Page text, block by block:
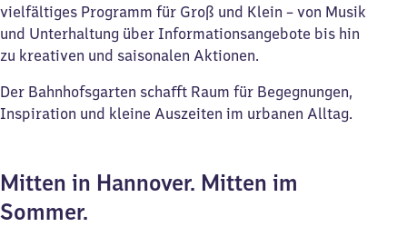
vielfältiges Programm für Groß und Klein – von Musik
und Unterhaltung über Informationsangebote bis hin
zu kreativen und saisonalen Aktionen.
Der Bahnhofsgarten schafft Raum für Begegnungen,
Inspiration und kleine Auszeiten im urbanen Alltag.
Mitten in Hannover. Mitten im
Sommer.